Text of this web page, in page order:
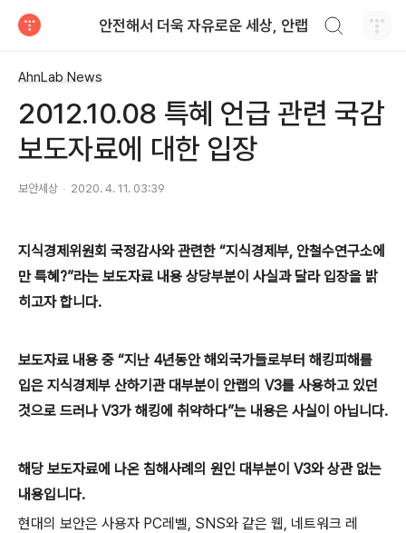
안전해서 더욱 자유로운 세상, 안랩
AhnLab News
2012.10.08 특혜 언급 관련 국감
보도자료에 대한 입장
보안세상 2020. 4. 11. 03:39
지식경제위원회 국정감사와 관련한 “지식경제부, 안철수연구소에
만 특혜 ?”라는 보도자료 내용 상당부분이 사실과 달라 입장을 밝
히고자 합니다.
보도자료 내용 중 “지난 4년동안 해외국가들로부터 해킹피해를
입은 지식경제부 산하기관 대부분이 안랩의 V3를 사용하고 있던
것으로 드러나 V3가 해킹에 취약하다”는 내용은 사실이 아닙니다.
해당 보도자료에 나온 침해사례의 원인 대부분이 V3와 상관 없는
내용입니다.
현대의 보안은 사용자 PC레벨, SNS와 같은 웹, 네트워크 레